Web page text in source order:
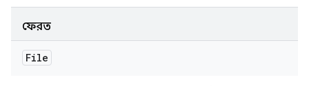
ফেরত
File